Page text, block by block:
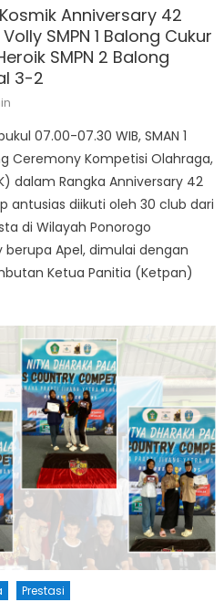
Anniversary 42
SMPN 1 Balong Cukur
SMPN 2 Balong
3-2
07.00-07.30 WIB, SMAN 1
Ceremony Kompetisi Olahraga,
dalam Rangka Anniversary 42
antusias diikuti oleh 30 club dari
di Wilayah Ponorogo
Apel, dimulai dengan
Ketua Panitia (Ketpan)
Prestasi